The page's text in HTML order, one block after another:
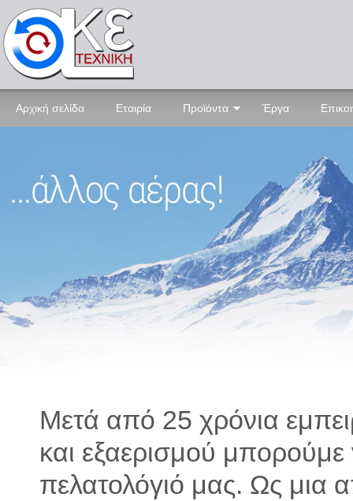
Αρχική σελίδα Εταιρία Προϊόντα Έργα
Μετά από 25 χρόνια
και εξαερισμού
πελατολόγιό μας. Ως μια